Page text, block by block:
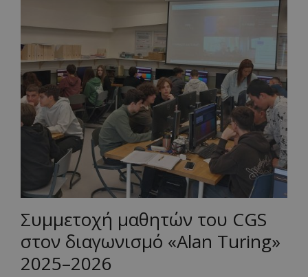
Συμμετοχή μαθητών του CGS
στον διαγωνισμό «Alan Turing»
2025–2026